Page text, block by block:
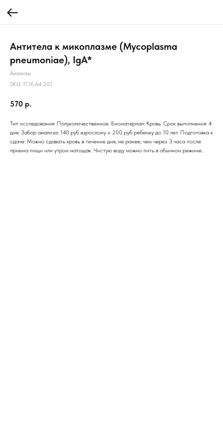
Антитела к микоплазме (Mycoplasma
pneumoniae), IgА*
Анализы
SKU: 11.16.A4.201
570 р.
Тип исследования: Полуколичественное. Биоматериал: Кровь. Срок выполнения: 4
дня. Забор анализа: 140 руб взрослому и 200 руб ребенку до 10 лет. Подготовка к
сдаче: Можно сдавать кровь в течение дня, не ранее, чем через 3 часа после
приема пищи или утром натощак. Чистую воду можно пить в обычном режиме..